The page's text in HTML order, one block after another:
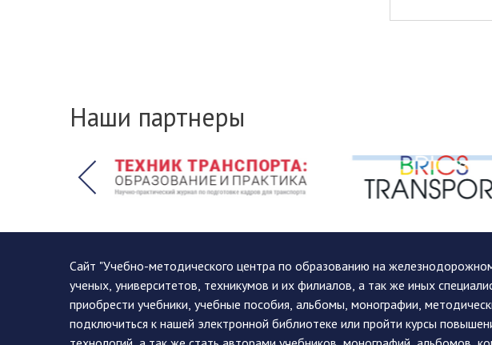
Наши партнеры
Сайт "Учебно-методического центра по образованию на
ученых, университетов, техникумов и их филиалов, а так же иных
приобрести учебники, учебные пособия, альбомы, монографии,
подключиться к нашей электронной библиотеке или пройти курсы